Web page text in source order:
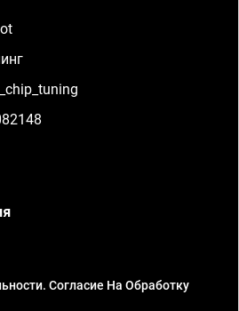
Согласие На Обработку